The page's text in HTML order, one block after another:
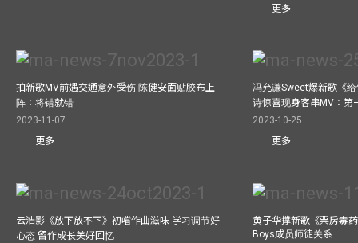
更多
拍新歌MV前遇交通意外受伤 陈健安面贴胶布上
阵：将错就错
2023-11-07
更多
冯允谦Sweet爆新歌《
诗惊喜现身客串MV：第
2023-10-25
更多
云浩影《放下放不下》初嚐作曲滋味 学习调节好
心态 留作成长美好回忆
黄子华撑新歌《票房毒
Boys成员师徒关系